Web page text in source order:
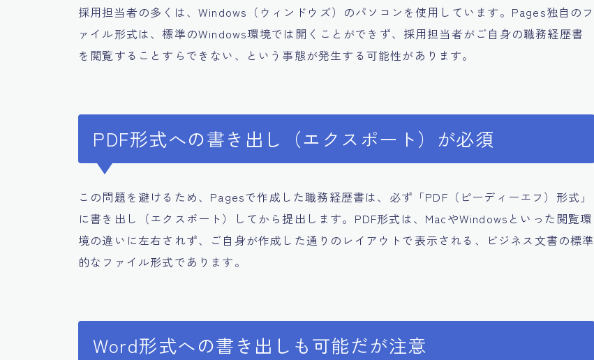
採用担当者の多くは、Windows（ウィンドウズ）のパソコンを使用しています。Pages独自のフ
ァイル形式は、標準のWindows環境では開くことができず、採用担当者がご自身の職務経歴書
を閲覧することすらできない、という事態が発生する可能性があります。
PDF形式への書き出し（エクスポート）が必須
この問題を避けるため、Pagesで作成した職務経歴書は、必ず「PDF（ピーディーエフ）形式」
に書き出し（エクスポート）してから提出します。PDF形式は、MacやWindowsといった閲覧環
境の違いに左右されず、ご自身が作成した通りのレイアウトで表示される、ビジネス文書の標準
的なファイル形式であります。
Word形式への書き出しも可能だが注意